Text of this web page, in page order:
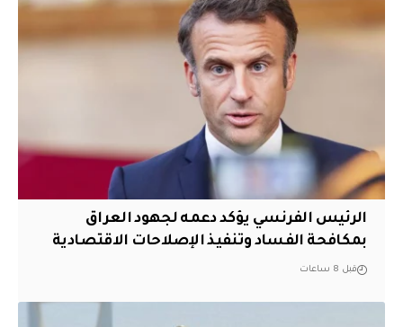
الرئيس الفرنسي يؤكد دعمه لجهود العراق
بمكافحة الفساد وتنفيذ الإصلاحات الاقتصادية
قبل 8 ساعات